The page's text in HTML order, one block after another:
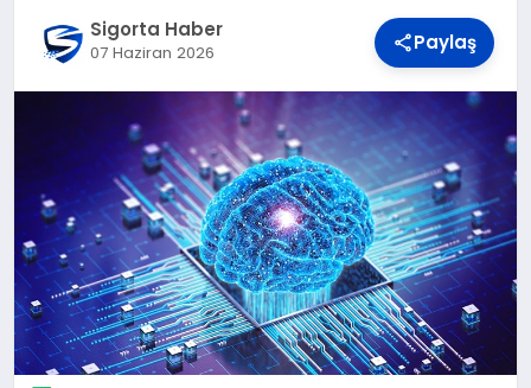
BILIM VE TEKNOLOJI
OTOMOBIL
KÜNYE
Sigorta Haber
07 Haziran 2026 Paylaş